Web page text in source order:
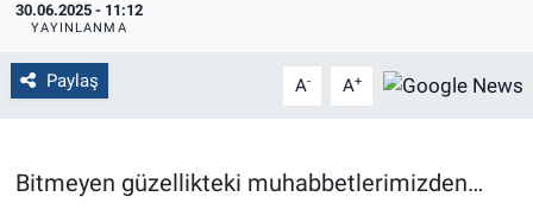
30.06.2025 - 11:12
YAYINLANMA
Paylaş A- A+
Bitmeyen güzellikteki muhabbetlerimizden…
Bilecik